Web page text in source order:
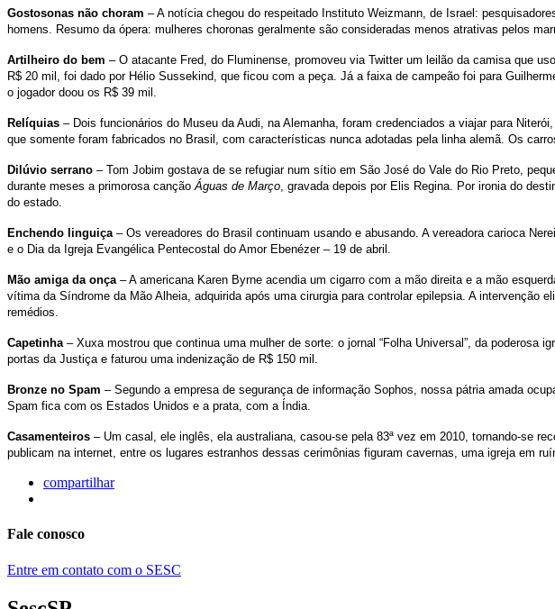
Gostosonas não choram – A notícia chegou do respeitado Instituto Weizmann, de Israel:
homens. Resumo da ópera: mulheres choronas geralmente são consideradas menos atrativas pelos
Artilheiro do bem – O atacante Fred, do Fluminense, promoveu via Twitter um leilão da camisa que
R$ 20 mil, foi dado por Hélio Sussekind, que ficou com a peça. Já a faixa de campeão foi para
o jogador doou os R$ 39 mil.
Relíquias – Dois funcionários do Museu da Audi, na Alemanha, foram credenciados a viajar para
que somente foram fabricados no Brasil, com características nunca adotadas pela linha alemã. Os
Dilúvio serrano – Tom Jobim gostava de se refugiar num sítio em São José do Vale do Rio Preto,
durante meses a primorosa cançãoÁguas de Março, gravada depois por Elis Regina. Por ironia do
do estado.
Enchendo linguiça – Os vereadores do Brasil continuam usando e abusando. A vereadora carioca
e o Dia da Igreja Evangélica Pentecostal do Amor Ebenézer – 19 de abril.
Mão amiga da onça – A americana Karen Byrne acendia um cigarro com a mão direita e a mão
vítima da Síndrome da Mão Alheia, adquirida após uma cirurgia para controlar epilepsia. A
remédios.
Capetinha– Xuxa mostrou que continua uma mulher de sorte: o jornal “Folha Universal”, da poderosa
portas da Justiça e faturou uma indenização de R$ 150 mil.
Bronze no Spam – Segundo a empresa de segurança de informação Sophos, nossa pátria amada
Spam fica com os Estados Unidos e a prata, com a Índia.
Casamenteiros – Um casal, ele inglês, ela australiana, casou-se pela 83ª vez em 2010, tornando-se
publicam na internet, entre os lugares estranhos dessas cerimônias figuram cavernas, uma igreja em
compartilhar
Fale conosco
Entre em contato com o SESC